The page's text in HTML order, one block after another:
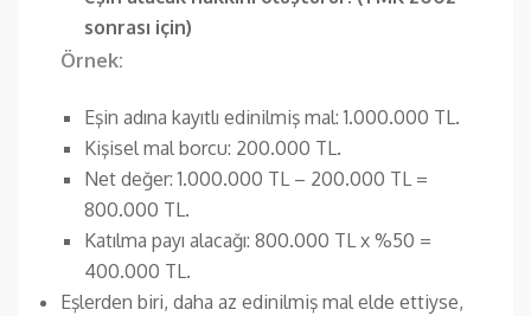
sonrası için)
Örnek:
Eşin adına kayıtlı edinilmiş mal: 1.000.000 TL.
Kişisel mal borcu: 200.000 TL.
Net değer: 1.000.000 TL – 200.000 TL =
800.000 TL.
Katılma payı alacağı: 800.000 TL x %50 =
400.000 TL.
Eşlerden biri, daha az edinilmiş mal elde ettiyse,